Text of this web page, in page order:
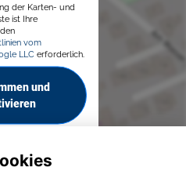
der Karten- und
ist Ihre
vom
LLC erforderlich.
und